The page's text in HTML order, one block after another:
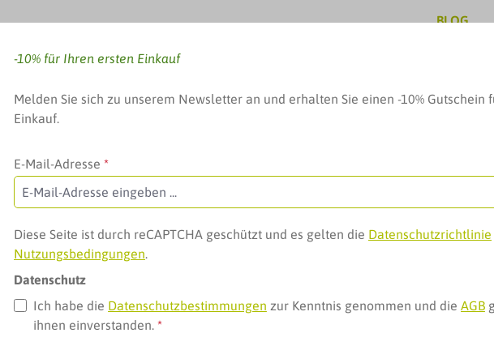
BLOG
Familie, Baby & mehr
-10% für Ihren ersten Einkauf
Melden Sie sich zu unserem Newsletter an und erhalten Sie einen -10% Gutschein
Einkauf.
E-Mail-Adresse *
Diese Seite ist durch reCAPTCHA geschützt und es gelten die Datenschutzrichtlinie
Nutzungsbedingungen.
Datenschutz
Ich habe die Datenschutzbestimmungen zur Kenntnis genommen und die AGB
ihnen einverstanden. *